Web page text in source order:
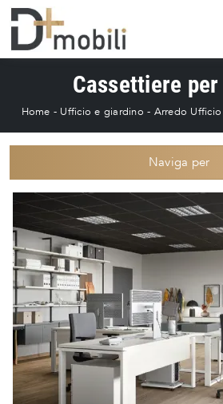
Cassettiere
Home - Ufficio e giardino - Arredo Ufficio
Naviga per